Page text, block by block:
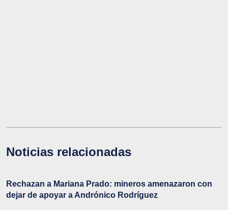
Noticias relacionadas
Rechazan a Mariana Prado: mineros amenazaron con
dejar de apoyar a Andrónico Rodríguez